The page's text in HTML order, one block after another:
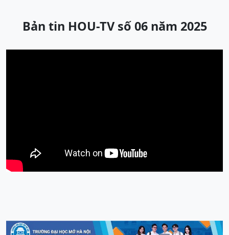
Bản tin HOU-TV số 06 năm 2025